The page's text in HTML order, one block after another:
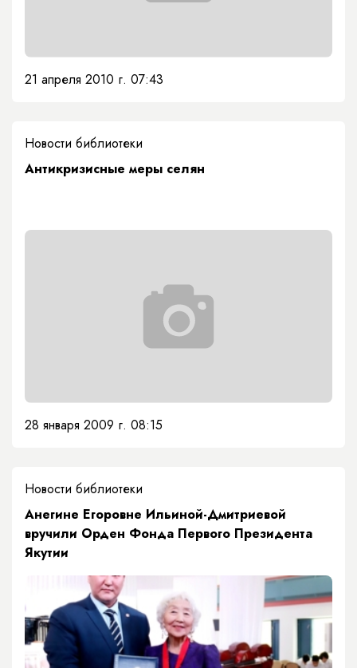
21 апреля 2010 г. 07:43
Новости библиотеки
Антикризисные меры селян
28 января 2009 г. 08:15
Новости библиотеки
Анегине Егоровне Ильиной-Дмитриевой
вручили Орден Фонда Первого Президента
Якутии